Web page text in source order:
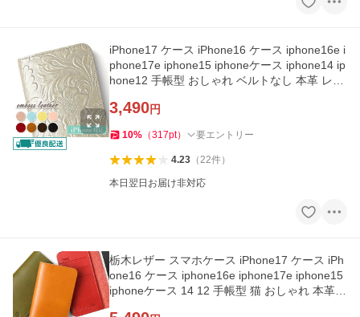
iPhone17 ケース iPhone16 ケース iphone16e i
phone17e iphone15 iphoneケース iphone14 ip
hone12 手帳型 おしゃれ ベルトなし 本革 レザ
3,490円
10% （317pt） 要エントリー
4.23（22件）
本日翌日お届け非対応
栃木レザー スマホケース iPhone17 ケース iPh
one16 ケース iphone16e iphone17e iphone15
iphoneケース 14 12 手帳型 猫 おしゃれ 本革